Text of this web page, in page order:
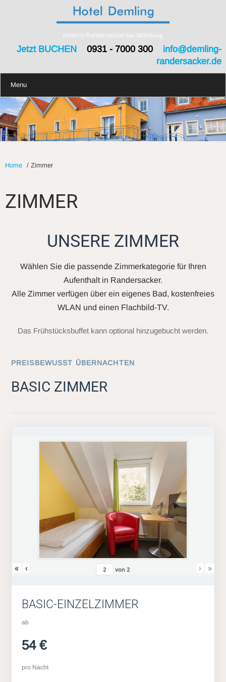
Hotel in Randersacker bei Würzburg
Jetzt BUCHEN0931 - 7000 300 info@demling-
randersacker.de
Menu
Home / Zimmer
ZIMMER
UNSERE ZIMMER
Wählen Sie die passende Zimmerkategorie für Ihren
Aufenthalt in Randersacker.
Alle Zimmer verfügen über ein eigenes Bad, kostenfreies
WLAN und einen Flachbild-TV.
Das Frühstücksbuffet kann optional hinzugebucht werden.
PREISBEWUSST ÜBERNACHTEN
BASIC ZIMMER
« ‹ von 2 › »
BASIC-EINZELZIMMER
ab
54 €
pro Nacht